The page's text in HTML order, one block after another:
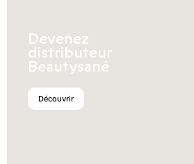
Devenez
distributeur
Beautysané
Découvrir